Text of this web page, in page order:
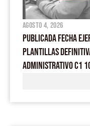
agosto 4, 2026
PUBLICADA FECHA
PLANTILLAS
ADMINISTRATIVO C1